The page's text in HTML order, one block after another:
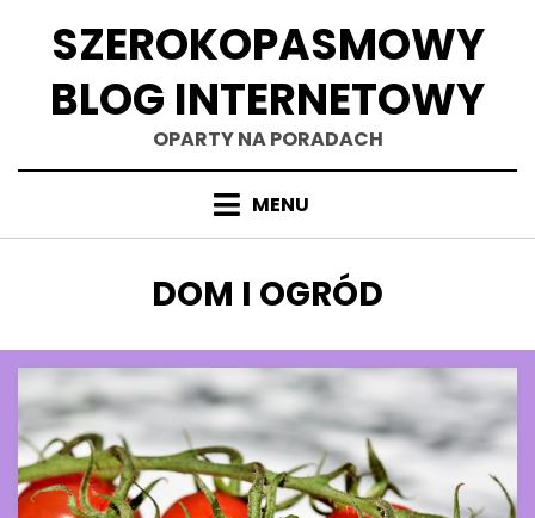
SZEROKOPASMOWY
BLOG INTERNETOWY
OPARTY NA PORADACH
MENU
KATEGORIA
:
DOM I OGRÓD